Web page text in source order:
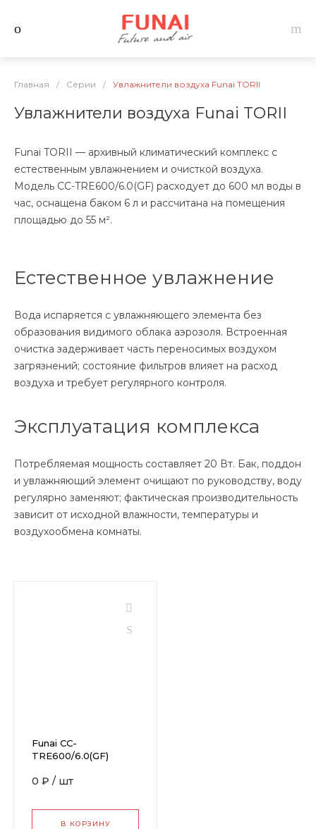
Главная / Серии / Увлажнители воздуха Funai TORII
Увлажнители воздуха Funai TORII
Funai TORII — архивный климатический комплекс с
естественным увлажнением и очисткой воздуха.
Модель CC-TRE600/6.0(GF) расходует до 600 мл воды в
час, оснащена баком 6 л и рассчитана на помещения
площадью до 55 м².
Естественное увлажнение
Вода испаряется с увлажняющего элемента без
образования видимого облака аэрозоля. Встроенная
очистка задерживает часть переносимых воздухом
загрязнений; состояние фильтров влияет на расход
воздуха и требует регулярного контроля.
Эксплуатация комплекса
Потребляемая мощность составляет 20 Вт. Бак, поддон
и увлажняющий элемент очищают по руководству, воду
регулярно заменяют; фактическая производительность
зависит от исходной влажности, температуры и
воздухообмена комнаты.
Funai CC-
TRE600/6.0(GF)
0 ₽ / шт
В КОРЗИНУ